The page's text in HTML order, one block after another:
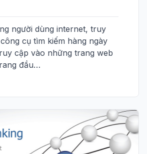
người dùng internet, truy
cụ tìm kiếm hàng ngày
cập vào những trang web
đầu…